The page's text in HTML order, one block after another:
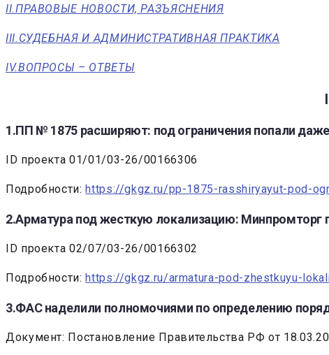
II.ПРАВОВЫЕ НОВОСТИ, РАЗЪЯСНЕНИЯ
III.СУДЕБНАЯ И АДМИНИСТРАТИВНАЯ ПРАКТИКА
IV.ВОПРОСЫ – ОТВЕТЫ
1.ПП № 1875 расширяют: под ограничения попали
ID проекта 01/01/03-26/00166306
Подробности:https://gkgz.ru/pp-1875-rasshiryayut-pod-
2.Арматура под жесткую локализацию: Минпромторг
ID проекта 02/07/03-26/00166302
Подробности:https://gkgz.ru/armatura-pod-zhestkuyu-
3.ФАС наделили полномочиями по определению
Документ: Постановление Правительства РФ от